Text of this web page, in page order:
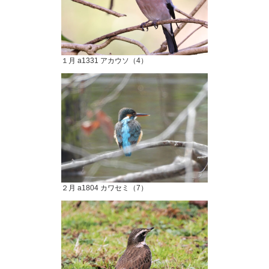
１月 a1331 アカウソ（4）
２月 a1804 カワセミ（7）